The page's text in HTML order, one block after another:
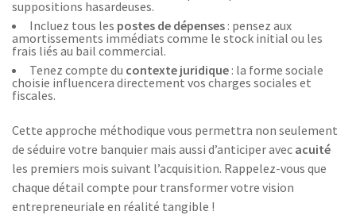
suppositions hasardeuses.
Incluez tous les postes de dépenses : pensez aux
amortissements immédiats comme le stock initial ou les
frais liés au bail commercial.
Tenez compte du contexte juridique : la forme sociale
choisie influencera directement vos charges sociales et
fiscales.
Cette approche méthodique vous permettra non seulement
de séduire votre banquier mais aussi d’anticiper avec acuité
les premiers mois suivant l’acquisition. Rappelez-vous que
chaque détail compte pour transformer votre vision
entrepreneuriale en réalité tangible !